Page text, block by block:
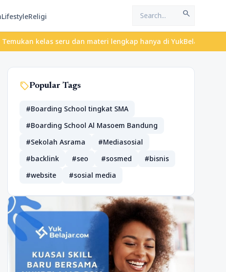
LifestyleReligi search
kelas seru dan materi lengkap hanya di YukBelajar.com.
sellPopular Tags
#Boarding School tingkat SMA
#Boarding School Al Masoem Bandung
#Sekolah Asrama
#Mediasosial
#backlink
#seo #sosmed
#bisnis
#website
#sosial media